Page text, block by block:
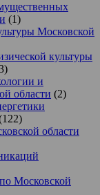
(1)
Московской
культуры
и
области (2)
области
Московской